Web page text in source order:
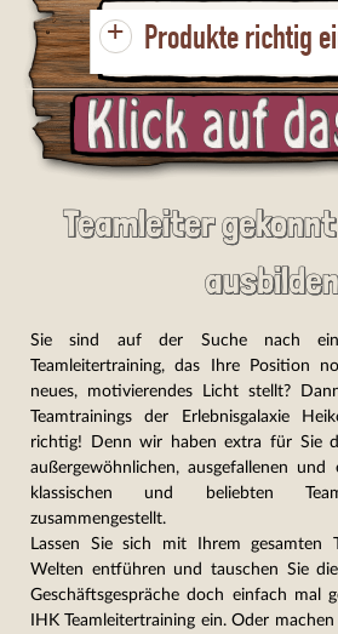
+ Produkte richtig
Teamleiter
ausbilden
Sie sind auf der Suche nach
Teamleitertraining, das Ihre Position
neues, motivierendes Licht stellt?
Teamtrainings der Erlebnisgalaxie
richtig! Denn wir haben extra für Sie
außergewöhnlichen, ausgefallenen und
klassischen und beliebten
zusammengestellt.
Lassen Sie sich mit Ihrem gesamten
Welten entführen und tauschen Sie
Geschäftsgespräche doch einfach mal
IHK Teamleitertraining ein. Oder